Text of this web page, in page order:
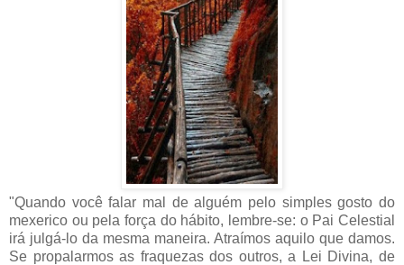
"Quando você falar mal de alguém pelo simples gosto do
mexerico ou pela força do hábito, lembre-se: o Pai Celestial
irá julgá-lo da mesma maneira. Atraímos aquilo que damos.
Se propalarmos as fraquezas dos outros, a Lei Divina, de